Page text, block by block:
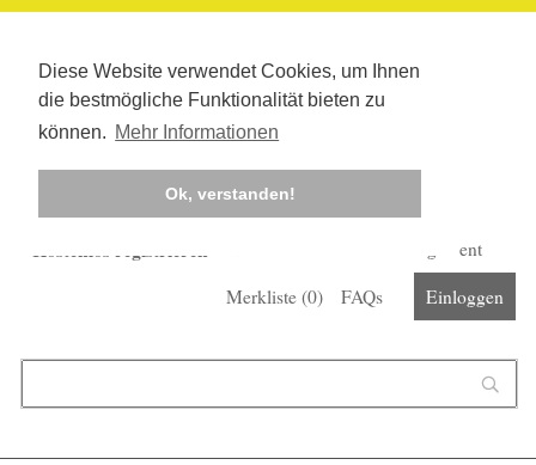
Diese Website verwendet Cookies, um Ihnen
die bestmögliche Funktionalität bieten zu
können. Mehr Informationen
Ok, verstanden!
Kostenlos registrieren
Corona-Management
Merkliste (0) FAQs Einloggen